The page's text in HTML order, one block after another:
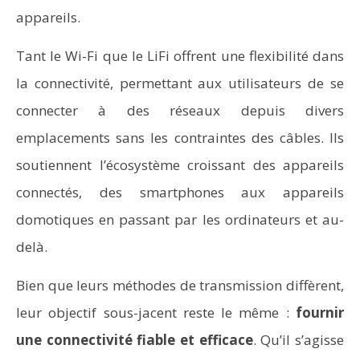
appareils.
Tant le Wi-Fi que le LiFi offrent une flexibilité dans
la connectivité, permettant aux utilisateurs de se
connecter à des réseaux depuis divers
emplacements sans les contraintes des câbles. Ils
soutiennent l’écosystème croissant des appareils
connectés, des smartphones aux appareils
domotiques en passant par les ordinateurs et au-
delà.
Bien que leurs méthodes de transmission diffèrent,
leur objectif sous-jacent reste le même : fournir
une connectivité fiable et efficace. Qu’il s’agisse